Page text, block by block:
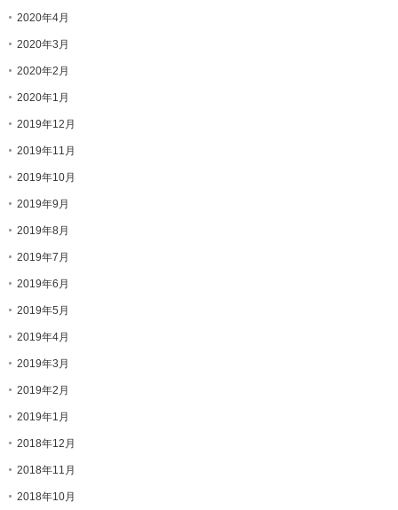
2020年4月
2020年3月
2020年2月
2020年1月
2019年12月
2019年11月
2019年10月
2019年9月
2019年8月
2019年7月
2019年6月
2019年5月
2019年4月
2019年3月
2019年2月
2019年1月
2018年12月
2018年11月
2018年10月